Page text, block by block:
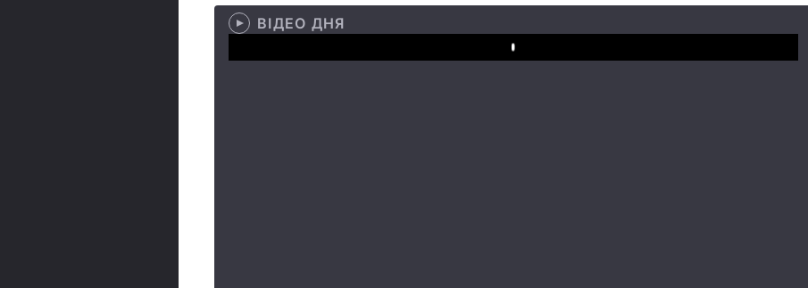
ВІДЕО ДНЯ
Play